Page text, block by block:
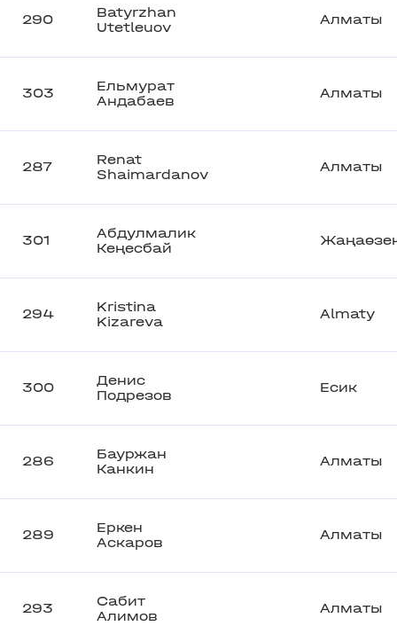
290
Batyrzhan
Utetleuov
Алматы
303
Ельмурат
Андабаев
Алматы
287
Renat
Shaimardanov
Алматы
301
Абдулмалик
Кеңесбай
294
Kristina
Kizareva
Almaty
300
Денис
Подрезов
Есик
286
Бауржан
Канкин
Алматы
289
Еркен
Аскаров
Алматы
293
Сабит
Алимов
Алматы